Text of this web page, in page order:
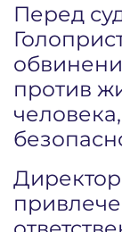
Перед
против